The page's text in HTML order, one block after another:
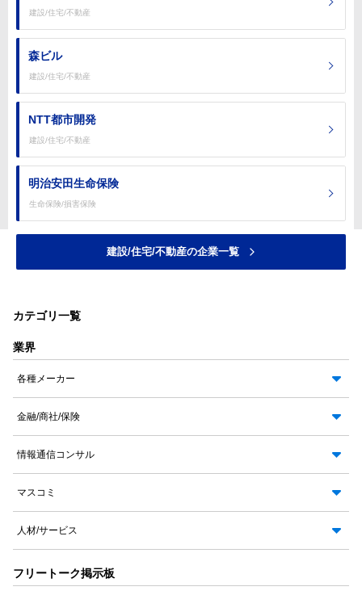
建設/住宅/不動産
森ビル
建設/住宅/不動産
NTT都市開発
建設/住宅/不動産
明治安田生命保険
生命保険/損害保険
建設/住宅/不動産の企業一覧
カテゴリ一覧
業界
各種メーカー
金融/商社/保険
情報通信コンサル
マスコミ
人材/サービス
フリートーク掲示板